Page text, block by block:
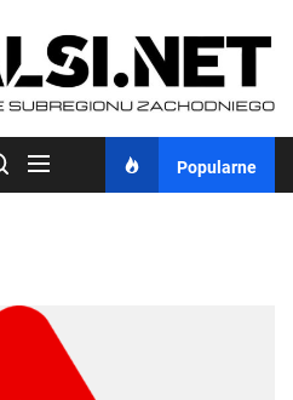
Popularne